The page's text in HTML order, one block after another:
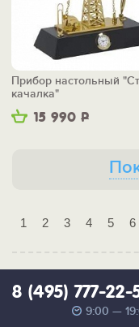
15 990 Р
Прибор настольный
качалка"
1 2 3 4 5 6
8 (495) 777-22-
9:00 —